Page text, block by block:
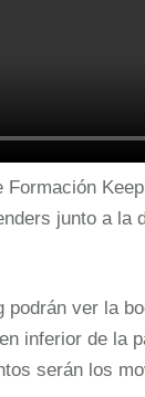
junto a la
podrán ver la
inferior de la
serán los